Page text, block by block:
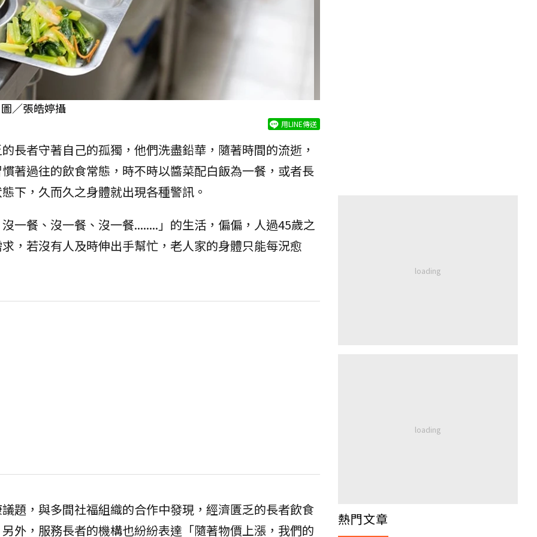
／張皓婷攝
用LINE傳送
長者守著自己的孤獨，他們洗盡鉛華，隨著時間的流逝，
著過往的飲食常態，時不時以醬菜配白飯為一餐，或者長
下，久而久之身體就出現各種警訊。
一餐、沒一餐、沒一餐........」的生活，偏偏，人過45歲之
，若沒有人及時伸出手幫忙，老人家的身體只能每況愈
題，與多間社福組織的合作中發現，經濟匱乏的長者飲食
外，服務長者的機構也紛紛表達「隨著物價上漲，我們的
熱門文章